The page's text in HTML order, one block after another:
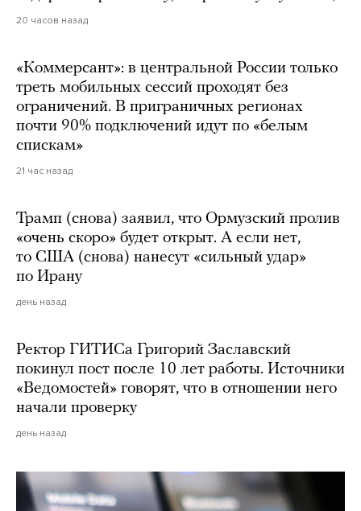
20 часов назад
«Коммерсант»: в центральной России только
треть мобильных сессий проходят без
ограничений. В приграничных регионах
почти 90% подключений идут по «белым
спискам»
21 час назад
Трамп (снова) заявил, что Ормузский пролив
«очень скоро» будет открыт. А если нет,
то США (снова) нанесут «сильный удар»
по Ирану
день назад
Ректор ГИТИСа Григорий Заславский
покинул пост после 10 лет работы. Источники
«Ведомостей» говорят, что в отношении него
начали проверку
день назад